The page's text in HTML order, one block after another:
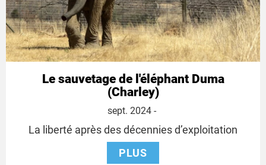
Le sauvetage de l'éléphant Duma
(Charley)
1
septembre
2024
sept. 2024 -
La liberté après des décennies d’exploitation
PLUS